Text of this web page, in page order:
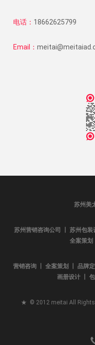
电话： 18662625799
Email：
苏州美
苏州营销咨询公司 丨 苏州包
全案策划
营销咨询 丨 全案策划 丨 品牌
画册设计 丨
★ © 2012 meitai All